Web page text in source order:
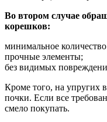
Во втором случае
корешков:
минимальное
прочные элементы;
без видимых
Кроме того, на упругих
почки. Если все
смело покупать.